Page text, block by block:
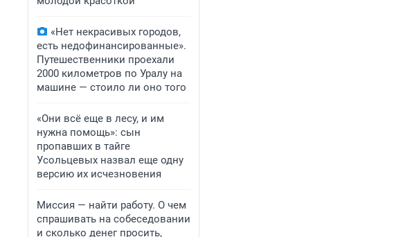
«Нет некрасивых городов,
есть недофинансированные».
Путешественники проехали
2000 километров по Уралу на
машине — стоило ли оно того
«Они всё еще в лесу, и им
нужна помощь»: сын
пропавших в тайге
Усольцевых назвал еще одну
версию их исчезновения
Миссия — найти работу. О чем
спрашивать на собеседовании
и сколько денег просить,